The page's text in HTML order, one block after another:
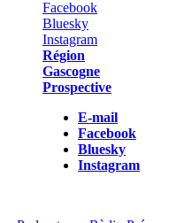
Région
Gascogne
Prospective
E-mail
Facebook
Bluesky
Instagram